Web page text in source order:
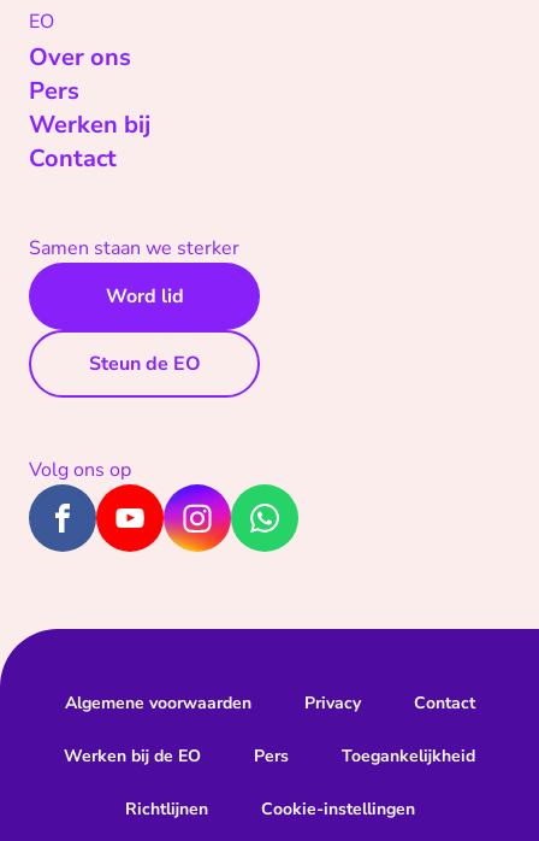
EO
Over ons
Pers
Werken bij
Contact
Samen staan we sterker
Word lid
Steun de EO
Volg ons op
Algemene voorwaarden Privacy Contact
Werken bij de EO Pers Toegankelijkheid
Richtlijnen Cookie-instellingen